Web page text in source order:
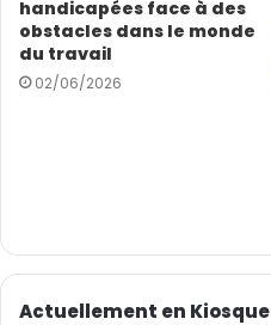
handicapées face à des
obstacles dans le monde
du travail
02/06/2026
Actuellement en Kiosque